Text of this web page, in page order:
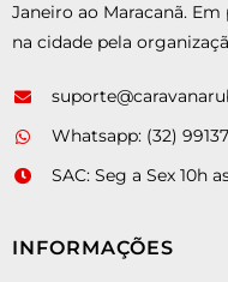
Janeiro ao Maracanã.
na cidade pela
Whatsapp: (32)
SAC: Seg a Sex 10h
INFORMAÇÕES